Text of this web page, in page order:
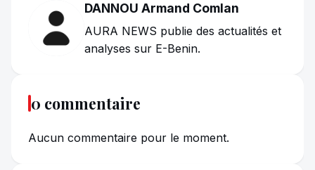
DANNOU Armand Comlan
AURA NEWS publie des actualités et
analyses sur E-Benin.
0 commentaire
Aucun commentaire pour le moment.